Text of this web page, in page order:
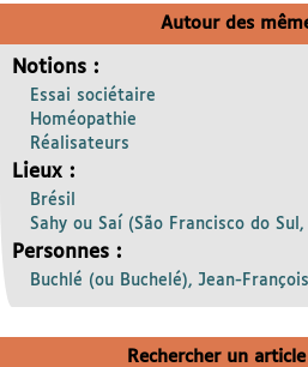
Autour des
Notions :
Essai sociétaire
Homéopathie
Réalisateurs
Lieux :
Brésil
Sahy ou Saí (São Francisco do
Personnes :
Buchlé (ou Buchelé), Jean-François
Rechercher un